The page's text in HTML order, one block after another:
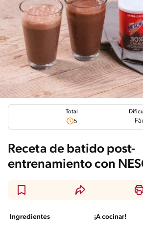
Total
5
Receta de batido post-
entrenamiento con
Ingredientes ¡A cocinar!